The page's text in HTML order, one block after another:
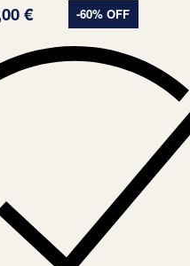
€ -60% OFF